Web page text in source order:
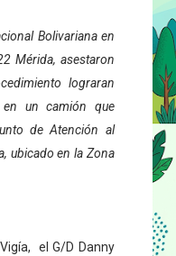
vida saludable
los 23 municipios
Bolivariana en
Mérida, asestaron
lograran
un camión que
de Atención al
ubicado en la Zona
el G/D Danny